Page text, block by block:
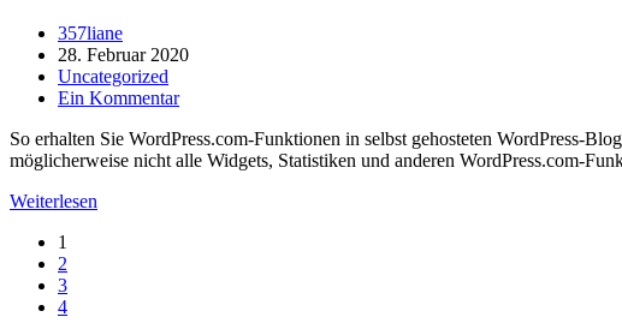
Uhrzeit
aus
WordPress-
Kommentaren.
Beitrags-
Autor:
357liane
Beitrag
veröffentlicht:
28. Februar 2020
Beitrags-
Kategorie:
Uncategorized
Beitrags-
Ein Kommentar
So erhalten Sie WordPress.com-Funktionen in selbst gehosteten WordPress-
möglicherweise nicht alle Widgets, Statistiken und anderen WordPress.com-
Weiterlesen
1
2
3
4